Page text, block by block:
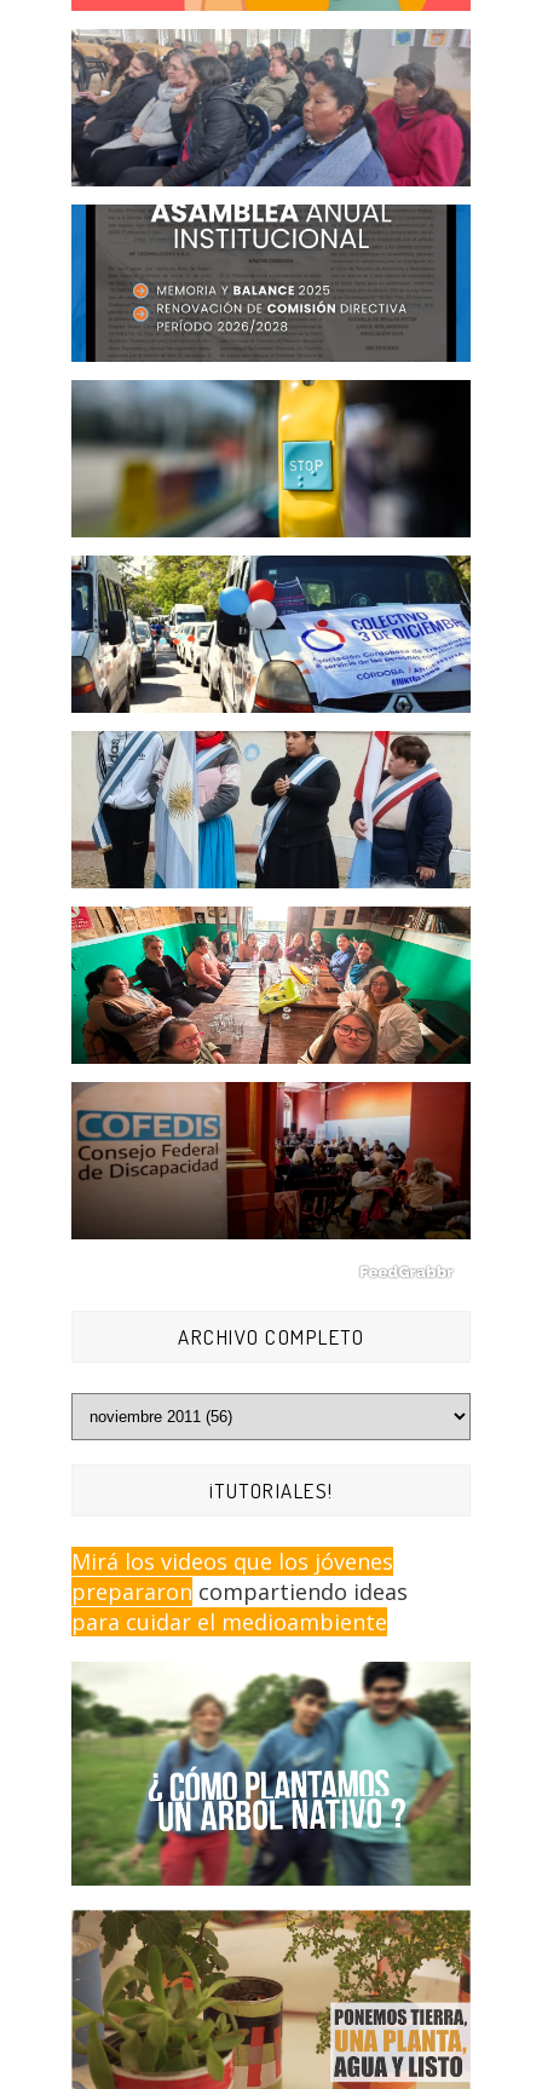
ARCHIVO COMPLETO
¡TUTORIALES!
Mirá los videos que los jóvenes
prepararon compartiendo ideas
para cuidar el medioambiente